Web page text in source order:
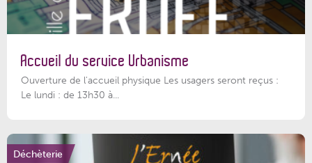
Accueil du service Urbanisme
Ouverture de l'accueil physique Les usagers seront reçus :
Le lundi : de 13h30 à...
Déchèterie